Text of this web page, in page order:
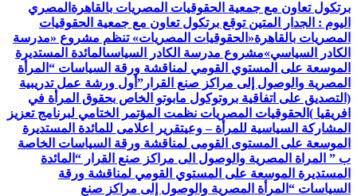
برتكول تعاون مع جمعية الحقوقيات المصريات بالقاهرة المصري
اليوم : الجدار المتين توقع برتكول تعاون مع جمعية الحقوقيات
المصريات بالقاهرة«الحقوقيات المصريات» تنظم مشروع «مدرسة
الكادر السياسي»مشروع مدرسة الكادر السياسىالمائدة المستديرة
الموسعة على المستوي القومي لمناقشة ورقة السياسات “المرأة
المصرية والوصول إلى مراكز صنع القرار” أول ورشة عمل تدريبية
(التصديق على اتفاقية بروتوكول مابوتو الخاص بحقوق المرأة في
افريقيا ) الحقوقيات المصريات نظمت المؤتمر الختامي لبرنامج تعزيز
المشاركة السياسية للمرأة – وعيتقرير اعلامى للمائدة المستديرة
الموسعة على المستوى القومى لمناقشة ورقة السياسات الخاصة
ب ” المراة المصرية والوصول الى مراكز صنع القرار “ المائدة
المستديرة الموسعة على المستوي القومي لمناقشة ورقة
السياسات “المرأة المصرية والوصول إلى مراكز صنع